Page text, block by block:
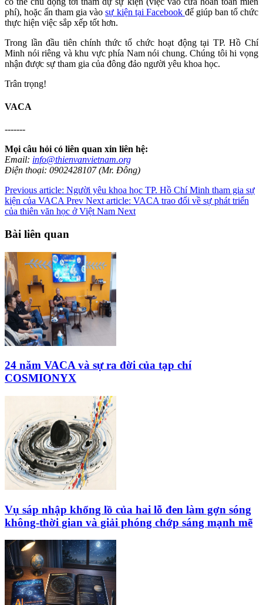
phí), hoặc ấn tham gia vàosự kiện tại Facebook để giúp ban tổ chức
thực hiện việc sắp xếp tốt hơn.
Trong lần đầu tiên chính thức tổ chức hoạt động tại TP. Hồ Chí
Minh nói riêng và khu vực phía Nam nói chung. Chúng tôi hi vọng
nhận được sự tham gia của đông đảo người yêu khoa học.
Trân trọng!
VACA
-------
Mọi câu hỏi có liên quan xin liên hệ:
Email: info@thienvanvietnam.org
Điện thoại: 0902428107 (Mr. Đông)
Previous article: Người yêu khoa học TP. Hồ Chí Minh tham gia sự
kiện của VACA Prev Next article: VACA trao đổi về sự phát triển
của thiên văn học ở Việt Nam Next
Bài liên quan
24 năm VACA và sự ra đời của tạp chí
COSMIONYX
Vụ sáp nhập khổng lồ của hai lỗ đen làm gợn sóng
không-thời gian và giải phóng chớp sáng mạnh mẽ